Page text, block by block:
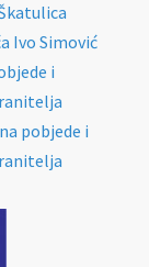
Ivo Simović
i
pobjede i